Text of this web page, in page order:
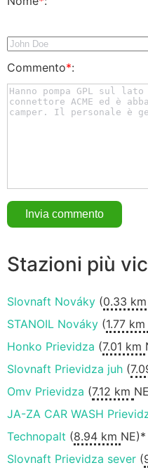
Commento*:
Stazioni più
Slovnaft Nováky (0.33 km
STANOIL Nováky (1.77 km
Honko Prievidza (7.01 km
Slovnaft Prievidza juh (
Omv Prievidza (7.12 km
JA-ZA CAR WASH
Technopalt (8.94 km NE)*
Slovnaft Prievidza sever (